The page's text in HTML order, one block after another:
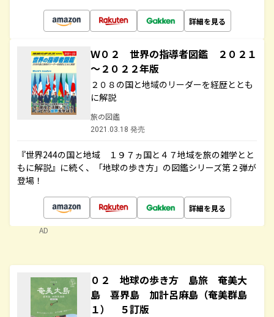
詳細を見る
Ｗ０２ 世界の指導者図鑑 ２０２１
～２０２２年版
２０８の国と地域のリーダーを経歴ととも
に解説
旅の図鑑
2021.03.18 発売
『世界244の国と地域 １９７ヵ国と４７地域を旅の雑学とと
もに解説』に続く、「地球の歩き方」の図鑑シリーズ第２弾が
登場！
詳細を見る
AD
０２ 地球の歩き方 島旅 奄美大
島 喜界島 加計呂麻島（奄美群島
１） ５訂版